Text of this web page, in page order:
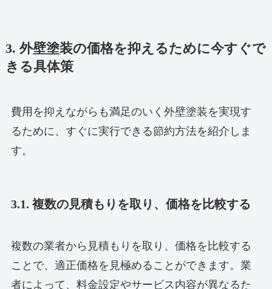
3. 外壁塗装の価格を抑えるために今すぐで
きる具体策
費用を抑えながらも満足のいく外壁塗装を実現す
るために、すぐに実行できる節約方法を紹介しま
す。
3.1. 複数の見積もりを取り、価格を比較する
複数の業者から見積もりを取り、価格を比較する
ことで、適正価格を見極めることができます。業
者によって、料金設定やサービス内容が異なるた